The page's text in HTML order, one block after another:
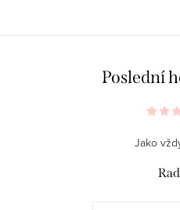
Poslední
Jako